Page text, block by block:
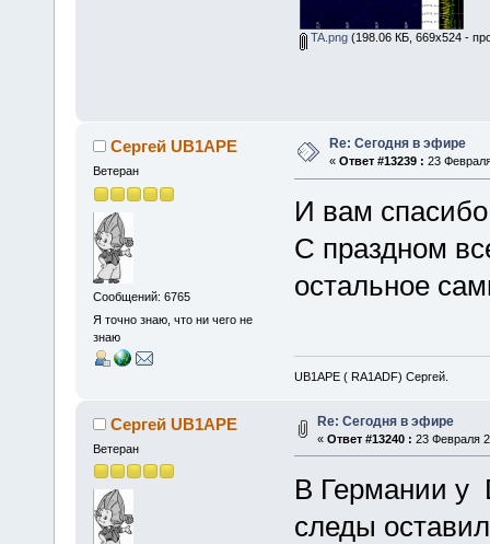
TA.png(198.06 КБ, 669x524 -
Сергей UB1APE
Ветеран
Сообщений: 6765
Я точно знаю, что ни чего не
знаю
Re: Сегодня в эфире
« Ответ #13239 : 23
И вам
С праздном
остальное
UB1APE ( RA1ADF) Сергей.
Сергей UB1APE
Ветеран
Re: Сегодня в эфире
« Ответ #13240 : 23 Февраля
В Германии у
следы